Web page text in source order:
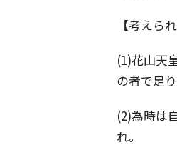
【考えら
(1)花山天
の者で足り
(2)為時は
れ。